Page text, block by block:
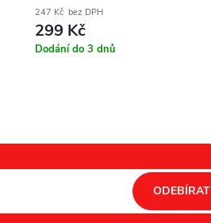
247 Kč bez DPH
299 Kč
Dodání do 3 dnů
ODEBÍRAT